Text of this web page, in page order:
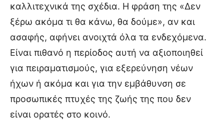
καλλιτεχνικά της σχέδια. Η φράση της «Δεν
ξέρω ακόμα τι θα κάνω, θα δούμε», αν και
ασαφής, αφήνει ανοιχτά όλα τα ενδεχόμενα.
Είναι πιθανό η περίοδος αυτή να αξιοποιηθεί
για πειραματισμούς, για εξερεύνηση νέων
ήχων ή ακόμα και για την εμβάθυνση σε
προσωπικές πτυχές της ζωής της που δεν
είναι ορατές στο κοινό.